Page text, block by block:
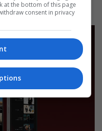
at the bottom of this page
consent in privacy